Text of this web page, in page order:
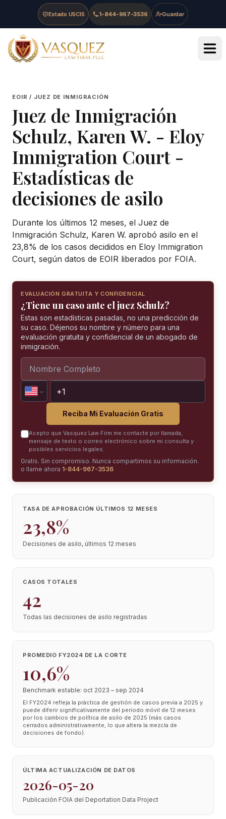
Skip to main content
Skip to navigation
Skip to footer
Estado USCIS 1-844-967-3536 Guardar
Vasquez Law Firm - Home
EOIR / JUEZ DE INMIGRACIÓN
Juez de Inmigración
Schulz, Karen W. - Eloy
Immigration Court -
Estadísticas de
decisiones de asilo
Durante los últimos 12 meses, el Juez de
Inmigración Schulz, Karen W. aprobó asilo en el
23,8% de los casos decididos en Eloy Immigration
Court, según datos de EOIR liberados por FOIA.
EVALUACIÓN GRATUITA Y CONFIDENCIAL
¿Tiene un caso ante el juez Schulz?
Estas son estadísticas pasadas, no una predicción de
su caso. Déjenos su nombre y número para una
evaluación gratuita y confidencial de un abogado de
inmigración.
Reciba Mi Evaluación Gratis
Acepto que Vasquez Law Firm me contacte por llamada,
mensaje de texto o correo electrónico sobre mi consulta y
posibles servicios legales.
Gratis. Sin compromiso. Nunca compartimos su información.
o llame ahora 1-844-967-3536
TASA DE APROBACIÓN ÚLTIMOS 12 MESES
23,8%
Decisiones de asilo, últimos 12 meses
CASOS TOTALES
42
Todas las decisiones de asilo registradas
PROMEDIO FY2024 DE LA CORTE
10,6%
Benchmark estable: oct 2023 – sep 2024
El FY2024 refleja la práctica de gestión de casos previa a 2025 y
puede diferir significativamente del periodo móvil de 12 meses
por los cambios de política de asilo de 2025 (más casos
cerrados administrativamente, lo que altera la mezcla de
decisiones de fondo).
ÚLTIMA ACTUALIZACIÓN DE DATOS
2026-05-20
Publicación FOIA del Deportation Data Project